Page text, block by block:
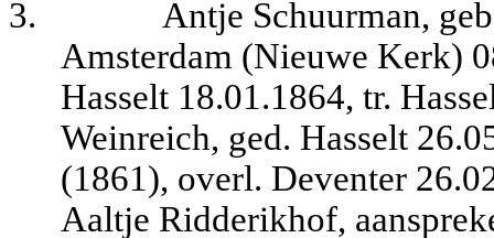
3.
Antje Schuurman,
Amsterdam (Nieuwe Kerk)
Hasselt 18.01.1864, tr.
Weinreich, ged. Hasselt
(1861), overl. Deventer
Aaltje Ridderikhof,